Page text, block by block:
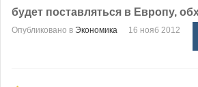
будет поставляться в Европу,
Опубликовано в Экономика 16 нояб 2012